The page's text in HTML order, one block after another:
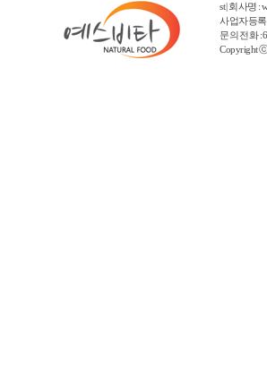
st | 회사명 :
사업자등록
문의 전화 :
Copyright